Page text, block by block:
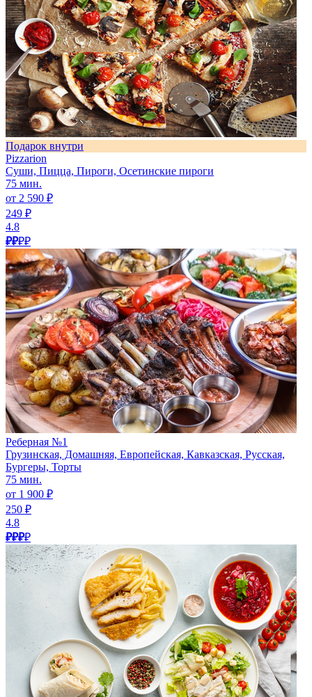
Подарок внутри
Pizzarion
Суши, Пицца, Пироги, Осетинские пироги
75 мин.
от 2 590 ₽
249 ₽
4.8
₽₽₽₽
Реберная №1
Грузинская, Домашняя, Европейская, Кавказская, Русская,
Бургеры, Торты
75 мин.
от 1 900 ₽
250 ₽
4.8
₽₽₽₽